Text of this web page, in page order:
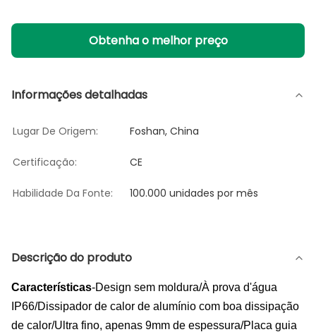
Obtenha o melhor preço
Informações detalhadas
Lugar De Origem: Foshan, China
Certificação: CE
Habilidade Da Fonte: 100.000 unidades por mês
Descrição do produto
Características-Design sem moldura/À prova d'água
IP66/Dissipador de calor de alumínio com boa dissipação
de calor/Ultra fino, apenas 9mm de espessura/Placa guia